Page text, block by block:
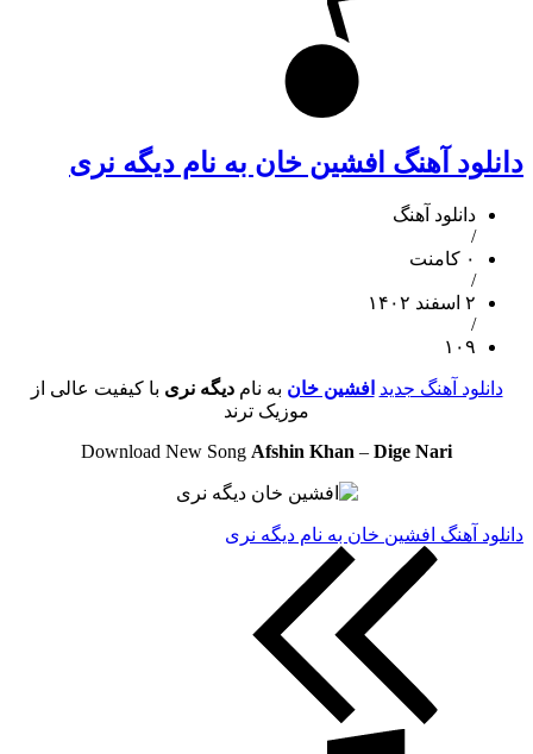
دانلود آهنگ افشین خان به نام دیگه نری
دانلود آهنگ
/
۰ کامنت
/
۲ اسفند ۱۴۰۲
/
۱۰۹
دانلود آهنگ جدید افشین خان به نامدیگه نری با کیفیت عالی از
موزیک ترند
Download New Song Afshin Khan – Dige Nari
دانلود آهنگ افشین خان به نام دیگه نری